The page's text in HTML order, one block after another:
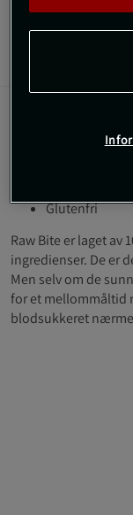
økologiske raw-
Glutenfri
Raw Bite er laget av
ingredienser. De er
Men selv om de
for et mellommåltid
blodsukkeret